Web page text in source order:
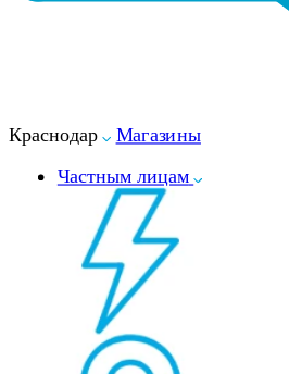
Краснодар
Магазины
Частным лицам